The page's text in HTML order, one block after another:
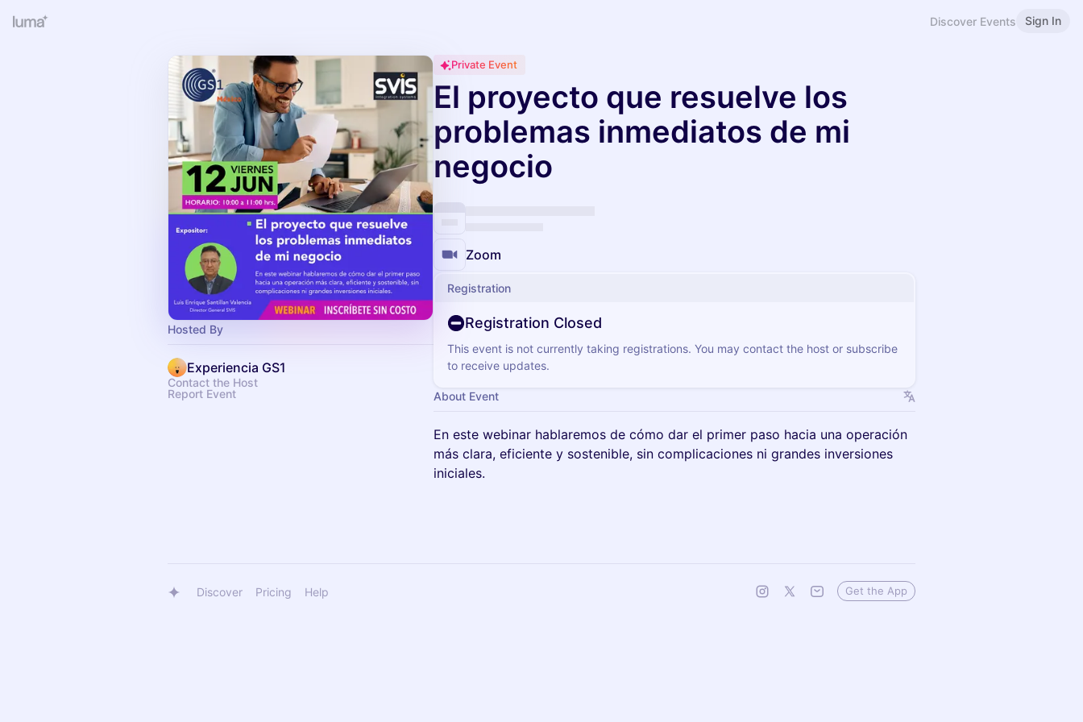
Discover Events Sign In
Hosted By
Experiencia GS1
Contact the Host
Report Event
Private Event
El proyecto que resuelve los
problemas inmediatos de mi
negocio
Zoom
Registration
Registration Closed
This event is not currently taking registrations. You may contact the host or subscribe
to receive updates.
About Event
En este webinar hablaremos de cómo dar el primer paso hacia una operación
más clara, eficiente y sostenible, sin complicaciones ni grandes inversiones
iniciales.
Discover Pricing Help Get the App